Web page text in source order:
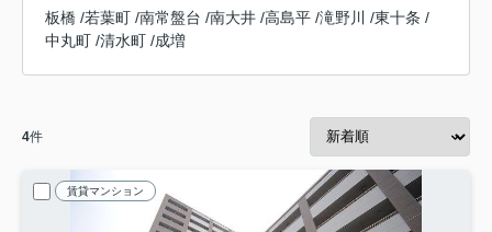
板橋 /若葉町 /南常盤台 /南大井 /高島平 /滝野川 /東十条 /
中丸町 /清水町 /成増
4件
賃貸マンション